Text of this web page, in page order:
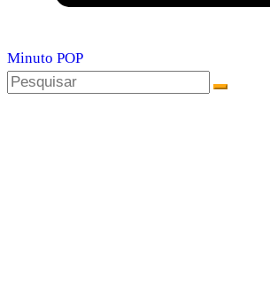
Minuto POP